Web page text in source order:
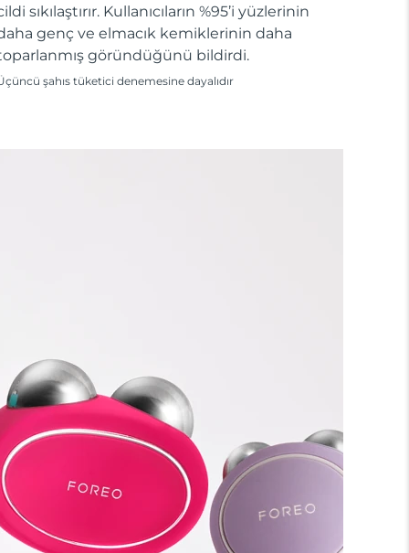
sıkılaştırır. Kullanıcıların %95’i yüzlerinin
genç ve elmacık kemiklerinin daha
göründüğünü bildirdi.
şahıs tüketici denemesine dayalıdır